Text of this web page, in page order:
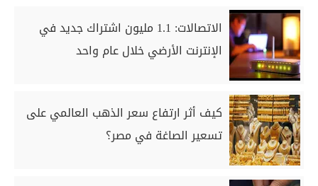
الاتصالات: 1.1 مليون اشتراك جديد في
الإنترنت الأرضي خلال عام واحد
كيف أثر ارتفاع سعر الذهب العالمي على
تسعير الصاغة في مصر؟